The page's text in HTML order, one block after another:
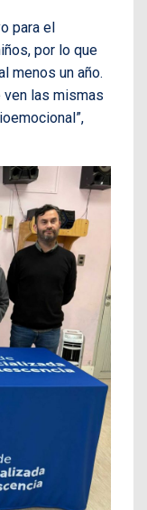
para el
por lo que
menos un año.
ven las mismas